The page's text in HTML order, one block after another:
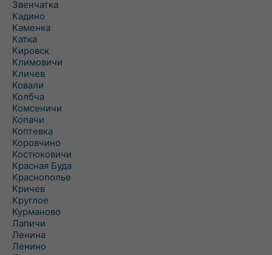
Звенчатка
Кадино
Каменка
Катка
Кировск
Климовичи
Кличев
Ковали
Колбча
Комсеничи
Копачи
Коптевка
Коровчино
Костюковичи
Красная Буда
Краснополье
Кричев
Круглое
Курманово
Лапичи
Ленина
Ленино